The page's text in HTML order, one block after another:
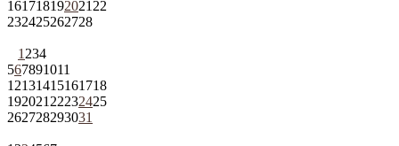
161718192021 22
232425262728
1 234
567891011
12131415161718
192021 22232425
262728293031